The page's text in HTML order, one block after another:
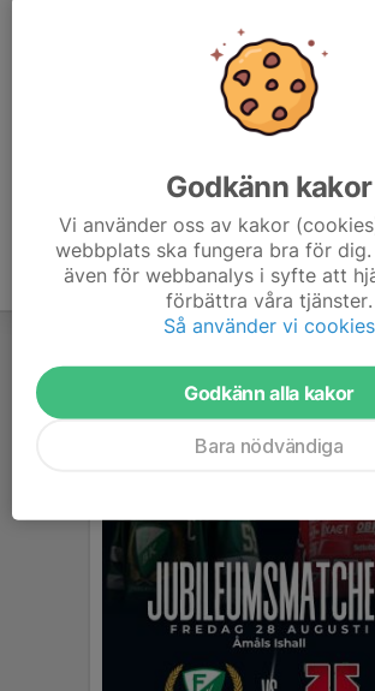
Godkänn kakor
Vi använder oss av kakor
webbplats ska fungera bra för dig.
även för webbanalys i syfte att
förbättra våra tjänster.
Så använder vi cookies
Godkänn alla kakor
Bara nödvändiga